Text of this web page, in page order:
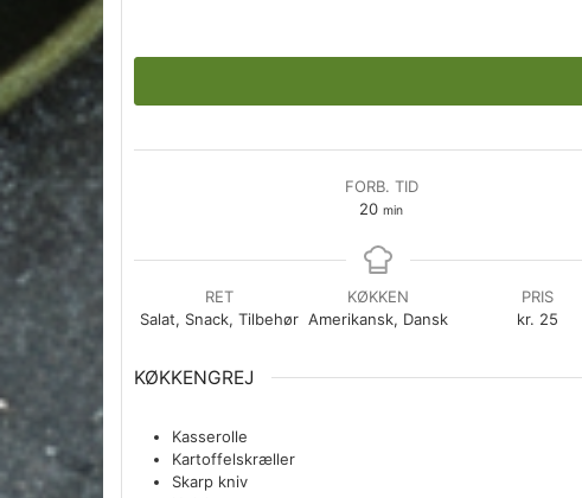
FORB. TID
20minutter
min
RET
Salat, Snack, Tilbehør
KØKKEN
Amerikansk, Dansk
PRIS
kr. 25
KØKKENGREJ
Kasserolle
Kartoffelskræller
Skarp kniv